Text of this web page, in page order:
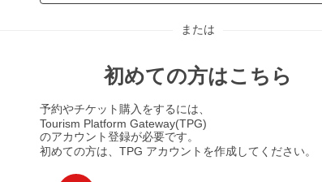
または
初めての方はこちら
予約やチケット購入をするには、
Tourism Platform Gateway(TPG)
のアカウント登録が必要です。
初めての方は、TPG アカウントを作成してください。